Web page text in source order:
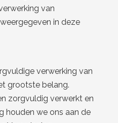
van
in deze
verwerking van
grootste belang.
zorgvuldig verwerkt en
houden we ons aan de